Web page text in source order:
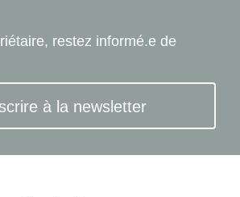
restez informé.e de
à la newsletter